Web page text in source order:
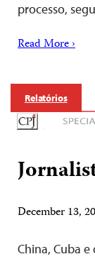
processo,
Read More ›
Relatórios
December 13,
China, Cuba